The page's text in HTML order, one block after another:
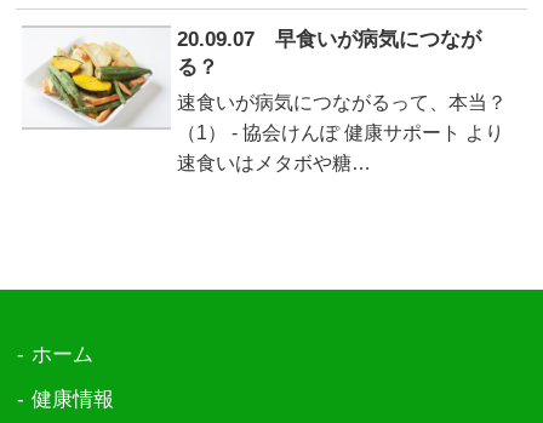
20.09.07 早食いが病気につなが
る？
速食いが病気につながるって、本当？
（1） - 協会けんぽ 健康サポート より
速食いはメタボや糖…
ホーム
健康情報